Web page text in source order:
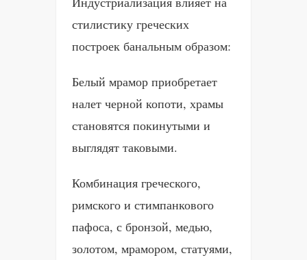
стилистику греческих
построек банальным образом:
Белый мрамор приобретает
налет черной копоти, храмы
становятся покинутыми и
выглядят таковыми.
Комбинация греческого,
римского и стимпанкового
пафоса, с бронзой, медью,
золотом, мрамором, статуями,